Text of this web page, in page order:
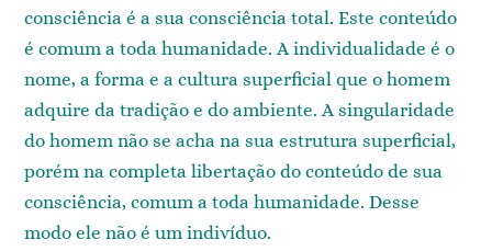
consciência é a sua consciência total. Este conteúdo
é comum a toda humanidade. A individualidade é o
nome, a forma e a cultura superficial que o homem
adquire da tradição e do ambiente. A singularidade
do homem não se acha na sua estrutura superficial,
porém na completa libertação do conteúdo de sua
consciência, comum a toda humanidade. Desse
modo ele não é um indivíduo.